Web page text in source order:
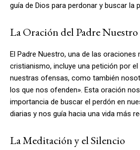
guía de Dios para perdonar y buscar la
La Oración del Padre Nuestro
El Padre Nuestro, una de las
cristianismo, incluye una petición por el
nuestras ofensas, como también
los que nos ofenden». Esta oración
importancia de buscar el perdón en
diarias y nos guía hacia una vida más
La Meditación y el Silencio